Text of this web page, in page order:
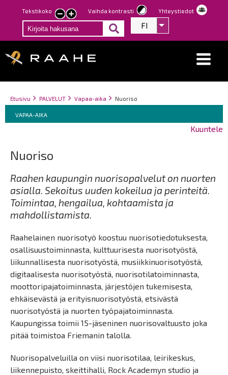
Hyppää
pääsisältöön
Tekstikoko
Pienennä
tekstin
kokoa
Suurenna
tekstin
kokoa
Vaihda kontrasti Yhteystiedot
FI Listaa
Breadcrumbs
You
here:
Etusivu PALVELUT Vapaa-aika Nuoriso
Breadcrumbs
You
are
VAPAA-AIKA
Kuuntele
Nuoriso
Raahen kaupungin nuorisopalvelut on nuorten
asialla. Sekoitus uuden kokeilua ja perinteitä.
Toimintaa, hengailua, kohtaamista ja
mahdollistamista.
Raahelainen nuorisotyö koostuu nuorisotiedotuksesta,
osallisuustoiminnasta, kulttuurisesta nuorisotyöstä,
liikunnallisesta nuorisotyöstä, musiikkinuorisotyöstä,
digitaalisesta nuorisotyöstä, nuorisotilatoiminnasta,
moottoripajatoiminnasta, järjestöjen tukemisesta,
ehkäisevästä ja erityisnuorisotyöstä, etsivästä
nuorisotyöstä ja nuorten työpajatoiminnasta.
Kaupungissa toimii 15-jäseninen nuorisovaltuusto joka
pitää toimistoa Friemanin talolla.
Nuorisopalveluilla on viisi nuorisotilaa, leirikeskus,
liikennepuisto, skeittihalli, Rock Academyn studio ja